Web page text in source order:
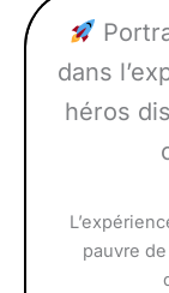
dans
héros
pauvre